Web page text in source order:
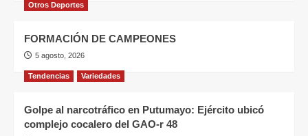
Otros Deportes
FORMACIÓN DE CAMPEONES
5 agosto, 2026
Tendencias Variedades
Golpe al narcotráfico en Putumayo: Ejército ubicó
complejo cocalero del GAO-r 48